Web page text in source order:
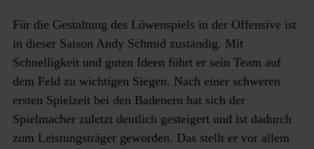
Für die Gestaltung des Löwenspiels in der Offensive ist
in dieser Saison Andy Schmid zuständig. Mit
Schnelligkeit und guten Ideen führt er sein Team auf
dem Feld zu wichtigen Siegen. Nach einer schweren
ersten Spielzeit bei den Badenern hat sich der
Spielmacher zuletzt deutlich gesteigert und ist dadurch
zum Leistungsträger geworden. Das stellt er vor allem